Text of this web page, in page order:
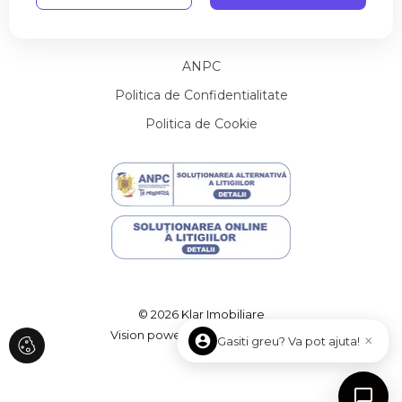
Terenuri de vanzare in Cluj-Napoca
Terenuri de vanzare in Cluj-Napoca Sopor
Terenuri de vanzare in Cluj-Napoca Andrei Muresanu
Terenuri de vanzare in Ciurila
Spatii birouri de vanzare
Spatii birouri de vanzare in Cluj-Napoca
Spatii birouri de vanzare in Cluj-Napoca Iris
Spatii comerciale de vanzare
Spatii comerciale de vanzare in Cluj-Napoca
ANPC
Politica de Confidentialitate
Politica de Cookie
© 2026 Klar Imobiliare
Vision powered
ImmoFlux
Gasiti greu? Va pot ajuta! ×